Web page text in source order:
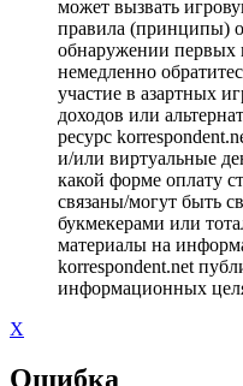
может вызвать
правила (принципы)
обнаружении первых
немедленно
участие в азартных
доходов или
ресурс
и/или виртуальные
какой форме оплату
связаны/могут быть
букмекерами или
материалы на
korrespondent.net
информационных
X
Ошибка